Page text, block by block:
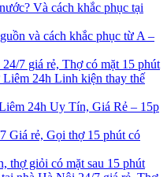
Và cách khắc phục tại
và cách khắc phục từ A –
7 giá rẻ, Thợ có mặt 15 phút
24h Linh kiện thay thế
24h Uy Tín, Giá Rẻ – 15p
Giá rẻ, Gọi thợ 15 phút có
thợ giỏi có mặt sau 15 phút